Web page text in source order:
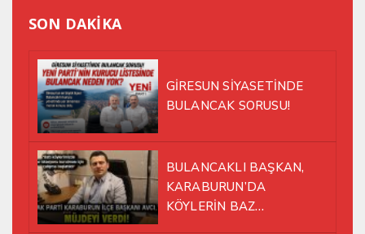
SON DAKİKA
GİRESUN SİYASETİNDE
BULANCAK SORUSU!
BULANCAKLI BAŞKAN,
KARABURUN’DA
KÖYLERİN BAZ